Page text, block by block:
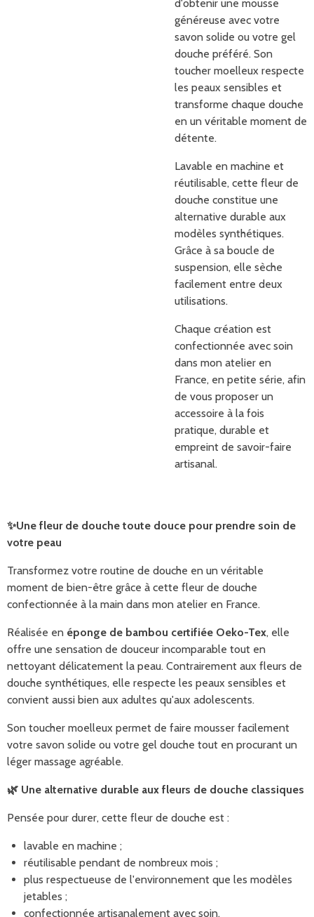
d'obtenir une mousse
généreuse avec votre
savon solide ou votre gel
douche préféré. Son
toucher moelleux respecte
les peaux sensibles et
transforme chaque douche
en un véritable moment de
détente.
Lavable en machine et
réutilisable, cette fleur de
douche constitue une
alternative durable aux
modèles synthétiques.
Grâce à sa boucle de
suspension, elle sèche
facilement entre deux
utilisations.
Chaque création est
confectionnée avec soin
dans mon atelier en
France, en petite série, afin
de vous proposer un
accessoire à la fois
pratique, durable et
empreint de savoir-faire
artisanal.
✨Une fleur de douche toute douce pour prendre soin de
votre peau
Transformez votre routine de douche en un véritable
moment de bien-être grâce à cette fleur de douche
confectionnée à la main dans mon atelier en France.
Réalisée en éponge de bambou certifiée Oeko-Tex, elle
offre une sensation de douceur incomparable tout en
nettoyant délicatement la peau. Contrairement aux fleurs de
douche synthétiques, elle respecte les peaux sensibles et
convient aussi bien aux adultes qu'aux adolescents.
Son toucher moelleux permet de faire mousser facilement
votre savon solide ou votre gel douche tout en procurant un
léger massage agréable.
🌿 Une alternative durable aux fleurs de douche classiques
Pensée pour durer, cette fleur de douche est :
lavable en machine ;
réutilisable pendant de nombreux mois ;
plus respectueuse de l'environnement que les modèles
jetables ;
confectionnée artisanalement avec soin.